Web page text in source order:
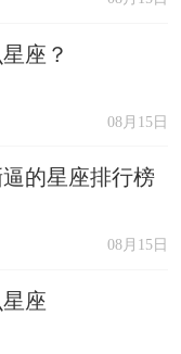
座？
08月15日
的星座排行榜
08月15日
座